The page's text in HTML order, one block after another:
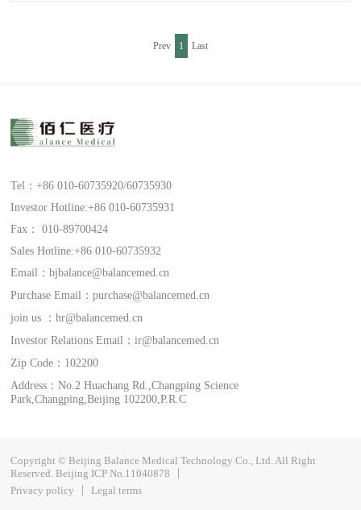
Prev 1 Last
Tel：+86 010-60735920/60735930
Investor Hotline:+86 010-60735931
Fax： 010-89700424
Sales Hotline:+86 010-60735932
Email：bjbalance@balancemed.cn
Purchase Email：purchase@balancemed.cn
join us ：hr@balancemed.cn
Investor Relations Email：ir@balancemed.cn
Zip Code：102200
Address：No.2 Huachang Rd.,Changping Science
Park,Changping,Beijing 102200,P.R.C
Copyright © Beijing Balance Medical Technology Co., Ltd. All Right
Reserved. Beijing ICP No.11040878
Privacy policy
Legal terms